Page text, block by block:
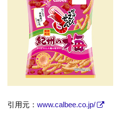
引用元： www.calbee.co.jp/